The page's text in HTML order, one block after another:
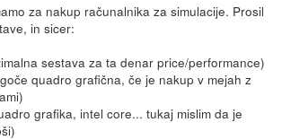
za nakup računalnika za simulacije. Prosil
in sicer:
sestava za ta denar price/performance)
quadro grafična, če je nakup v mejah z
grafika, intel core... tukaj mislim da je